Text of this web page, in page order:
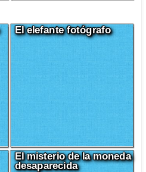
El elefante fotógrafo
El misterio de la moneda
desaparecida